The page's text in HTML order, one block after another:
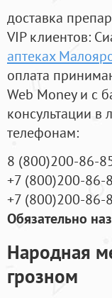
доставка
VIP клиентов:
аптеках
оплата
Web Money и с
консультации
телефонам:
8 (800)200-86-
+7 (800)200-86-
+7 (800)200-86-
Обязательно
Народная
грозном